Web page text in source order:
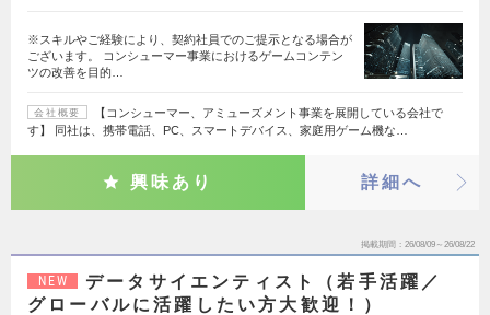
※スキルやご経験により、契約社員でのご提示となる場合が
ございます。 コンシューマー事業におけるゲームコンテン
ツの改善を目的…
会社概要
【コンシューマー、アミューズメント事業を展開している会社で
す】 同社は、携帯電話、PC、スマートデバイス、家庭用ゲーム機な…
興味あり 詳細へ
掲載期間 26/08/09～26/08/22
NEW
データサイエンティスト（若手活躍／
グローバルに活躍したい方大歓迎！）